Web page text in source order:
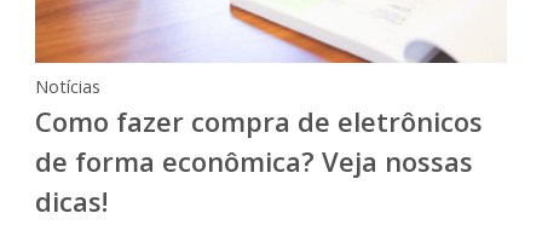
Notícias
Como fazer compra de eletrônicos
de forma econômica? Veja nossas
dicas!